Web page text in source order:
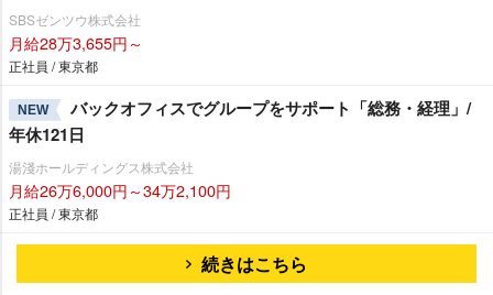
SBSゼンツウ株式会社
月給28万3,655円～
正社員 / 東京都
NEW
バックオフィスでグループをサポート「総務・経理」/
年休121日
湯淺ホールディングス株式会社
月給26万6,000円～34万2,100円
正社員 / 東京都
続きはこちら